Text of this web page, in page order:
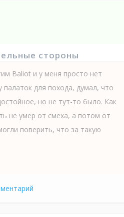
стороны
Baliot и у меня просто нет
палаток для похода, думал, что
но не тут-то было. Как
не умер от смеха, а потом от
поверить, что за такую